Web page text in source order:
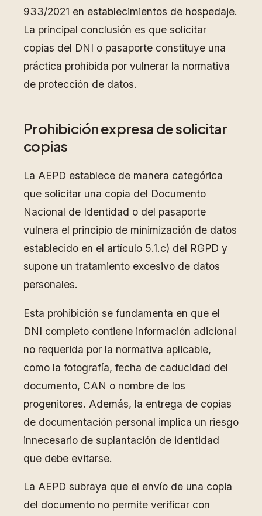
933/2021 en establecimientos de hospedaje.
La principal conclusión es que solicitar
copias del DNI o pasaporte constituye una
práctica prohibida por vulnerar la normativa
de protección de datos.
Prohibición expresa de solicitar
copias
La AEPD establece de manera categórica
que solicitar una copia del Documento
Nacional de Identidad o del pasaporte
vulnera el principio de minimización de datos
establecido en el artículo 5.1.c) del RGPD y
supone un tratamiento excesivo de datos
personales.
Esta prohibición se fundamenta en que el
DNI completo contiene información adicional
no requerida por la normativa aplicable,
como la fotografía, fecha de caducidad del
documento, CAN o nombre de los
progenitores. Además, la entrega de copias
de documentación personal implica un riesgo
innecesario de suplantación de identidad
que debe evitarse.
La AEPD subraya que el envío de una copia
del documento no permite verificar con